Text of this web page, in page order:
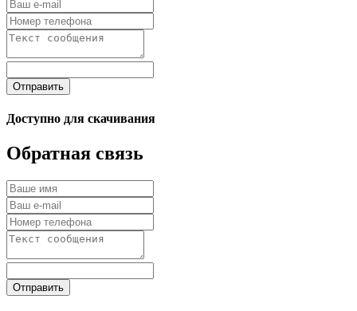
Отправить
Доступно для скачивания
Обратная связь
Отправить